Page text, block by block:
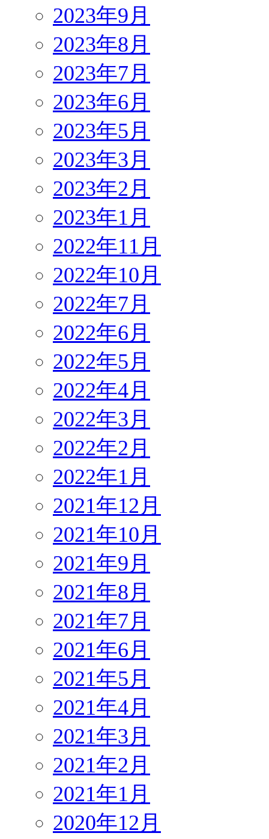
2023年9月
2023年8月
2023年7月
2023年6月
2023年5月
2023年3月
2023年2月
2023年1月
2022年11月
2022年10月
2022年7月
2022年6月
2022年5月
2022年4月
2022年3月
2022年2月
2022年1月
2021年12月
2021年10月
2021年9月
2021年8月
2021年7月
2021年6月
2021年5月
2021年4月
2021年3月
2021年2月
2021年1月
2020年12月